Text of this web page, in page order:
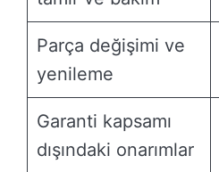
Parça değişimi ve
yenileme
Garanti kapsamı
dışındaki onarımlar